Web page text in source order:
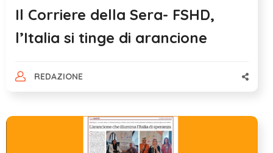
Il Corriere della Sera- FSHD,
l’Italia si tinge di arancione
REDAZIONE